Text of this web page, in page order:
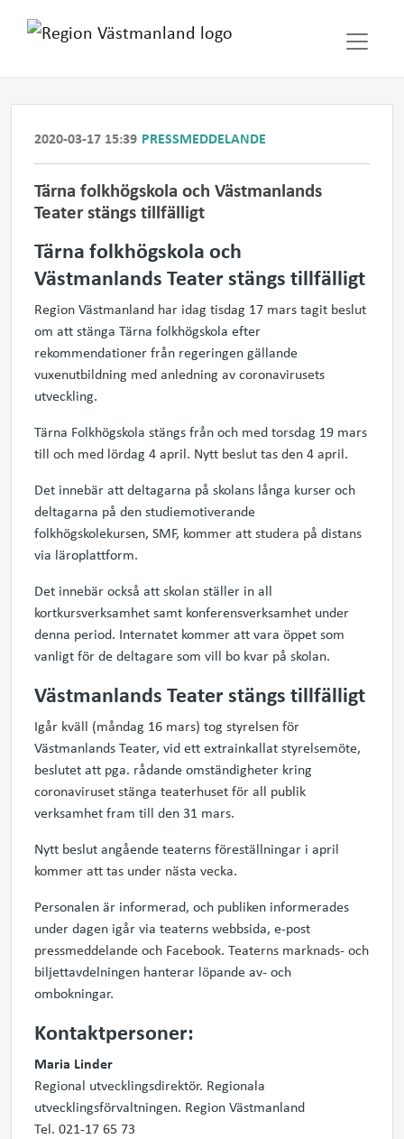
2020-03-17 15:39 PRESSMEDDELANDE
Tärna folkhögskola och Västmanlands
Teater stängs tillfälligt
Tärna folkhögskola och
Västmanlands Teater stängs tillfälligt
Region Västmanland har idag tisdag 17 mars tagit beslut
om att stänga Tärna folkhögskola efter
rekommendationer från regeringen gällande
vuxenutbildning med anledning av coronavirusets
utveckling.
Tärna Folkhögskola stängs från och med torsdag 19 mars
till och med lördag 4 april. Nytt beslut tas den 4 april.
Det innebär att deltagarna på skolans långa kurser och
deltagarna på den studiemotiverande
folkhögskolekursen, SMF, kommer att studera på distans
via läroplattform.
Det innebär också att skolan ställer in all
kortkursverksamhet samt konferensverksamhet under
denna period. Internatet kommer att vara öppet som
vanligt för de deltagare som vill bo kvar på skolan.
Västmanlands Teater stängs tillfälligt
Igår kväll (måndag 16 mars) tog styrelsen för
Västmanlands Teater, vid ett extrainkallat styrelsemöte,
beslutet att pga. rådande omständigheter kring
coronaviruset stänga teaterhuset för all publik
verksamhet fram till den 31 mars.
Nytt beslut angående teaterns föreställningar i april
kommer att tas under nästa vecka.
Personalen är informerad, och publiken informerades
under dagen igår via teaterns webbsida, e-post
pressmeddelande och Facebook. Teaterns marknads- och
biljettavdelningen hanterar löpande av- och
ombokningar.
Kontaktpersoner:
Maria Linder
Regional utvecklingsdirektör. Regionala
utvecklingsförvaltningen. Region Västmanland
Tel. 021-17 65 73